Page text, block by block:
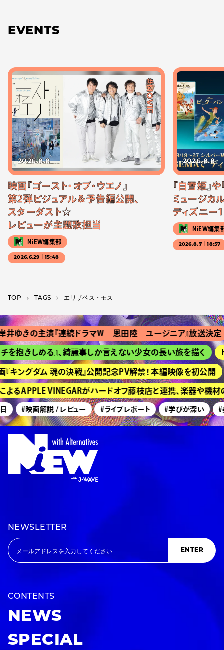
EVENTS
#MOVIE
2026.8.8
映画『ゴースト・オブ・ウエノ』
第2弾ビジュアル＆予告編公開、
スターダスト☆
レビューが主題歌担当
NiEW編集部
2026.6.29｜15:48
2026.8.8
『白雪姫』
ミュージカル
ディズニー
NiEW編集
2026.8.7｜18:57
TOP T­A­G­S エリザベス・モス
ゆきの主演『連続ドラマＷ 恩田陸 ユージニア』放送決定
抱きしめる』、綺麗事しか言えない少女の長い旅を描く
ングダム 魂の決戦』公開記念PV解禁！ 本編映像を初公開
るAPPLE VINEGARがハードオフ藤枝店と連携、楽器や機材
#映画解説 / レビュー #ライブレポート #学びが深い #
NEWSLETTER
ENTER
CONTENTS
NEWS
SPECIAL